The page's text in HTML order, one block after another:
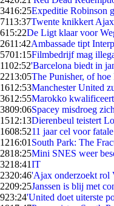
3416:25Expeditie Robinson
7113:37Twente knikkert
615:22De Ligt klaar voor
2611:42Ambassade tipt
5701:15Filmbedrijf mag
1102:52'Barcelona biedt in
2213:05The Punisher, of
1612:53Manchester United
3612:55Marokko
3809:06Spacey misdroeg
1512:13Dierenbeul teistert
1608:5211 jaar cel voor
1216:01 South Park: The
2818:25Mini SNES weer
3218:41IT
2320:46'Ajax onderzoekt rol
2209:25Janssen is blij met
923:24'United doet uiterste